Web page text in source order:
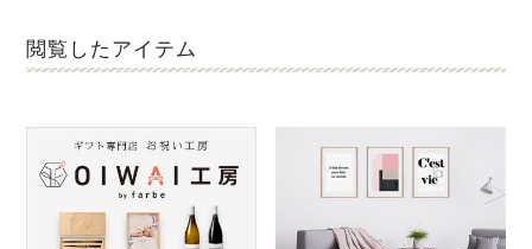
閲覧したアイテム